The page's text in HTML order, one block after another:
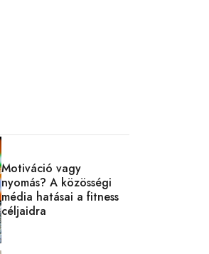
Motiváció vagy
nyomás? A közösségi
média hatásai a fitness
céljaidra